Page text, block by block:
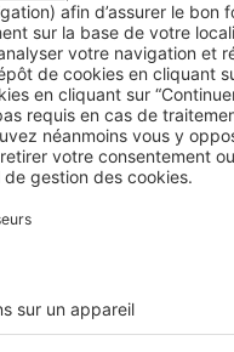
millions de visites
d’activité du côté